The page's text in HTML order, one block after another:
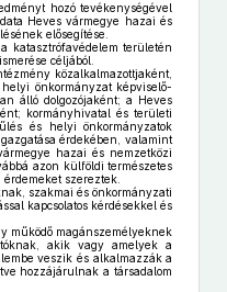
hozó tevékenységével
Heves vármegye hazai és
elősegítése.
katasztrófavédelem területén
céljából.
közalkalmazottjaként,
önkormányzat képviselő-
álló dolgozójaként; a Heves
kormányhivatal és területi
és helyi önkormányzatok
érdekében, valamint
hazai és nemzetközi
azon külföldi természetes
szereztek.
szakmai és önkormányzati
kapcsolatos kérdésekkel és
működő magánszemélyeknek
akik vagy amelyek a
veszik és alkalmazzák a
hozzájárulnak a társadalom